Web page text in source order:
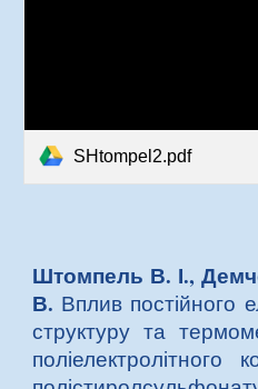
SHtompel2.pdf
Штомпель В. І.,
В. Вплив постійного
структуру та
поліелектролітного